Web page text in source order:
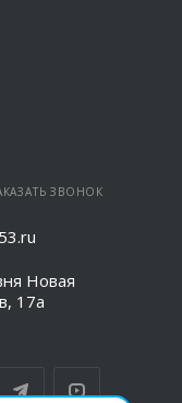
ЗВОНОК
Новая
17а